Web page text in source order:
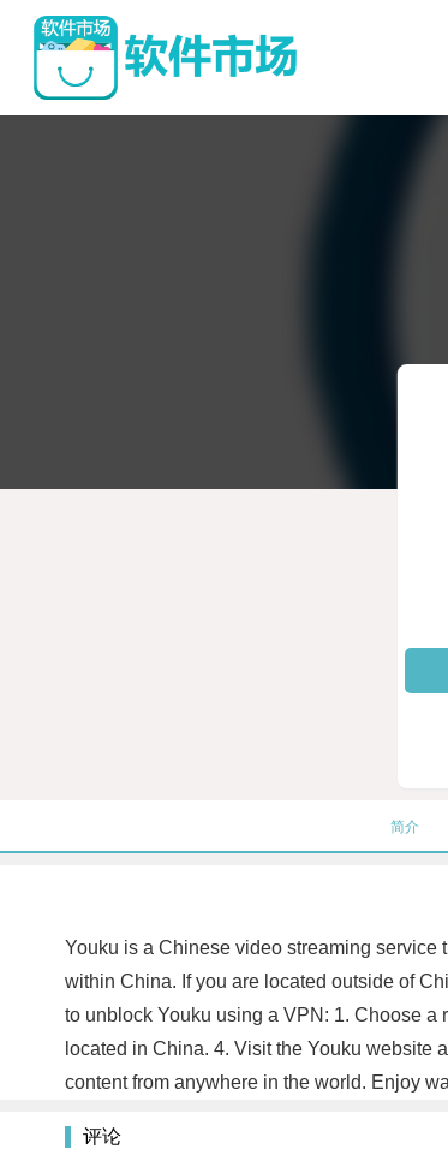
简介
Youku is a Chinese video streaming service
within China. If you are located outside of
to unblock Youku using a VPN: 1. Choose
located in China. 4. Visit the Youku website
content from anywhere in the world. Enjoy
评论